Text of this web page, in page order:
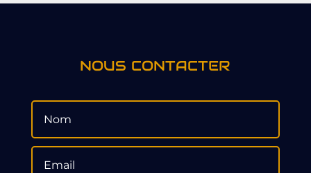
NOUS CONTACTER